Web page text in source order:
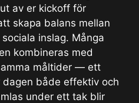
av er kickoff för
skapa balans mellan
inslag. Många
kombineras med
måltider — ett
både effektiv och
under ett tak blir